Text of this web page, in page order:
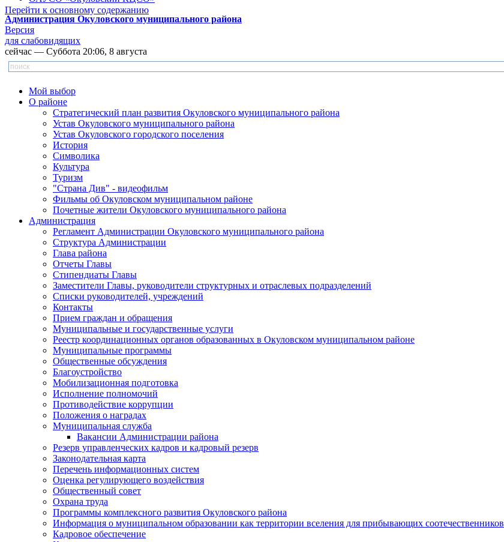
Перейти к основному содержанию
Администрация Окуловского муниципального района
Версия
для слабовидящих
сейчас — Суббота 20:06, 8 августа
Мой выбор
О районе
Стратегический план развития Окуловского муниципального района
Устав Окуловского муниципального района
Устав Окуловского городского поселения
История
Символика
Культура
Туризм
"Страна Див" - видеофильм
Фильмы об Окуловском муниципальном районе
Почетные жители Окуловского муниципального района
Администрация
Регламент Администрации Окуловского муниципального района
Структура Администрации
Глава района
Отчеты Главы
Стипендиаты Главы
Заместители Главы, руководители структурных и отраслевых подразделений
Списки руководителей, учреждений
Контакты
Прием граждан и обращения
Муниципальные и государственные услуги
Реестр координационных органов образованных в Окуловском муниципальном районе
Муниципальные программы
Общественные обсуждения
Благоустройство
Мобилизационная подготовка
Исполнение полномочий
Противодействие коррупции
Положения о наградах
Муниципальная служба
Вакансии Администрации района
Резерв управленческих кадров и кадровый резерв
Законодательная карта
Перечень информационных систем
Оценка регулирующего воздействия
Общественный совет
Охрана труда
Программы комплексного развития Окуловского района
Информация о муниципальном образовании как территории вселения для прибывающих соотечественников
Кадровое обеспечение